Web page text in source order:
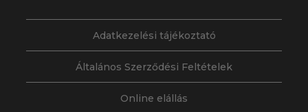
Adatkezelési tájékoztató
Általános Szerződési Feltételek
Online elállás